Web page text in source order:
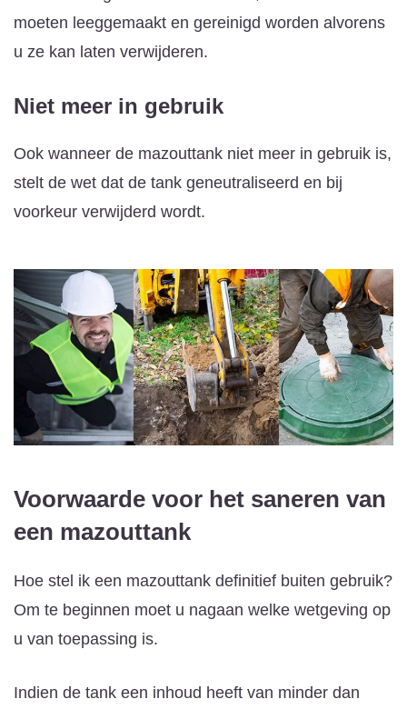
moeten leeggemaakt en gereinigd worden alvorens
u ze kan laten verwijderen.
Niet meer in gebruik
Ook wanneer de mazouttank niet meer in gebruik is,
stelt de wet dat de tank geneutraliseerd en bij
voorkeur verwijderd wordt.
Voorwaarde voor het saneren van
een mazouttank
Hoe stel ik een mazouttank definitief buiten gebruik?
Om te beginnen moet u nagaan welke wetgeving op
u van toepassing is.
Indien de tank een inhoud heeft van minder dan